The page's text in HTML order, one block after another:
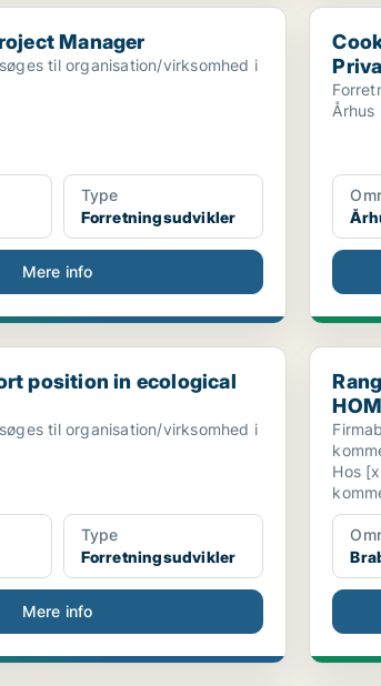
Manager
Manager
til organisation/virksomhed i
Type
Forretningsudvikler
Mere info
Cookie
Århus
in ecological data scien...
position in ecological
til organisation/virksomhed i
Type
Forretningsudvikler
Mere info
Range
Hos